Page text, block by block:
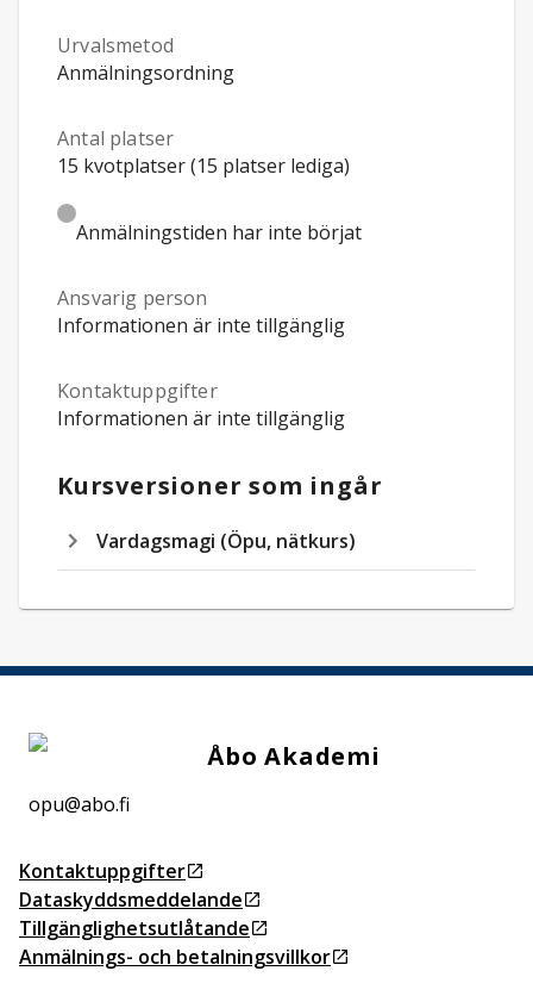
Urvalsmetod
Anmälningsordning
Antal platser
15 kvotplatser (15 platser lediga)
Anmälningstiden har inte börjat
Ansvarig person
Informationen är inte tillgänglig
Kontaktuppgifter
Informationen är inte tillgänglig
Kursversioner som ingår
Vardagsmagi (Öpu, nätkurs)
Åbo Akademi
opu@abo.fi
Kontaktuppgifter
Öppnas i ny flik
Dataskyddsmeddelande
Öppnas i ny flik
Tillgänglighetsutlåtande
Öppnas i ny flik
Anmälnings- och betalningsvillkor
Öppnas i ny flik